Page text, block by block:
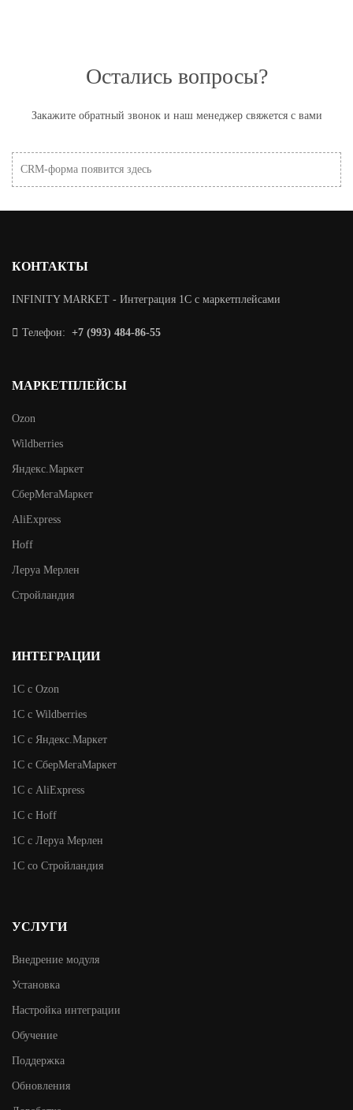
Остались вопросы?
Закажите обратный звонок и наш менеджер свяжется с вами
CRM-форма появится здесь
КОНТАКТЫ
INFINITY MARKET - Интеграция 1С с маркетплейсами
Телефон: +7 (993) 484-86-55
МАРКЕТПЛЕЙСЫ
Ozon
Wildberries
Яндекс.Маркет
СберМегаМаркет
AliExpress
Hoff
Леруа Мерлен
Стройландия
ИНТЕГРАЦИИ
1С с Ozon
1С с Wildberries
1C c Яндекс.Маркет
1С с СберМегаМаркет
1С с AliExpress
1С с Hoff
1С с Леруа Мерлен
1С со Стройландия
УСЛУГИ
Внедрение модуля
Установка
Настройка интеграции
Обучение
Поддержка
Обновления